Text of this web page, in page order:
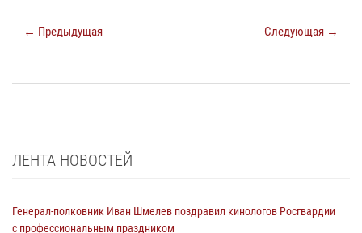
← Предыдущая Следующая →
ЛЕНТА НОВОСТЕЙ
Генерал-полковник Иван Шмелев поздравил кинологов Росгвардии
с профессиональным праздником